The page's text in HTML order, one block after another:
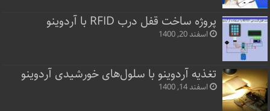
پروژه ساخت قفل‌ درب RFID با آردوینو
اسفند 20, 1400
تغذیه آردوینو با سلول‌های خورشیدی آردوینو
اسفند 14, 1400